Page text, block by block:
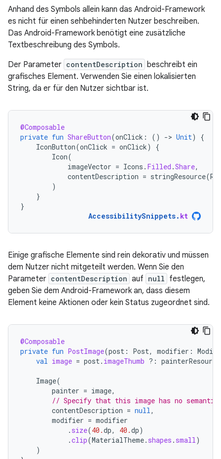
Anhand des Symbols allein kann das Android-Framework
es nicht für einen sehbehinderten Nutzer beschreiben.
Das Android-Framework benötigt eine zusätzliche
Textbeschreibung des Symbols.
Der Parameter contentDescription beschreibt ein
grafisches Element. Verwenden Sie einen lokalisierten
String, da er für den Nutzer sichtbar ist.
@Composable
private fun ShareButton(onClick : () -> Unit)
{
IconButton(onClick = onClick)
{
Icon(
imageVector = Icons . Filled .Share,
contentDescription = stringResource(R
)
}
}
AccessibilitySnippets. kt
Einige grafische Elemente sind rein dekorativ und müssen
dem Nutzer nicht mitgeteilt werden. Wenn Sie den
Parameter contentDescription auf null festlegen,
geben Sie dem Android-Framework an, dass diesem
Element keine Aktionen oder kein Status zugeordnet sind.
@Composable
private fun PostImage(post : Post, modifier :
val image = post. imageThumb ?: painterResource
Image(
painter = image,
// Specify that this image has no semantic
contentDescription = null,
modifier = modifier
. size(40.dp, 40.dp)
.clip(MaterialTheme. shapes . small)
)